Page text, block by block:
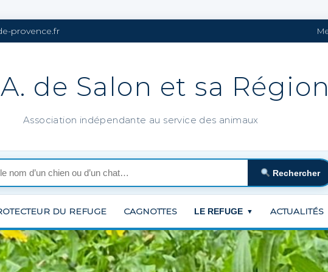
provence.fr
de Salon et sa Région
Association indépendante au service des animaux
Rechercher
DU REFUGE CAGNOTTES LE REFUGE ▼ ACTUALITÉS